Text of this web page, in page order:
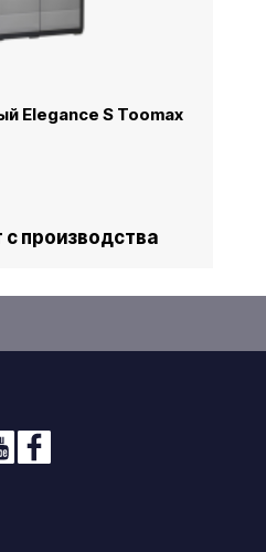
Elegance S Toomax
с производства